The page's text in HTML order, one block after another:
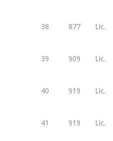
38 877 Lic.
39 909 Lic.
40 919 Lic.
41 919 Lic.